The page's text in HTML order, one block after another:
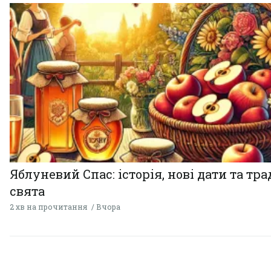
Яблуневий Спас: історія, нові дати та
свята
2 хв на прочитання Вчора